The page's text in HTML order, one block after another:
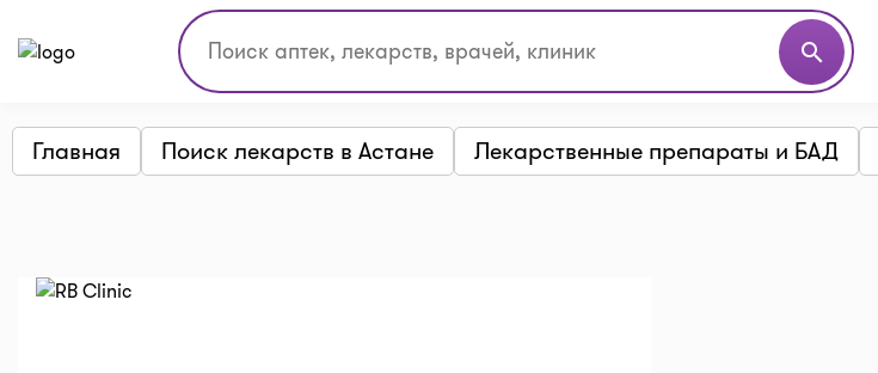
search
Главная Поиск лекарств в Астане Лекарственные препараты и БАД